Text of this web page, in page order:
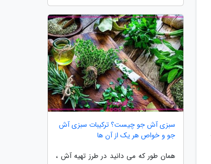
سبزی آش جو چیست؟ ترکیبات سبزی آش
جو و خواص هر یک از آن ها
همان طور که می دانید در طرز تهیه آش ،